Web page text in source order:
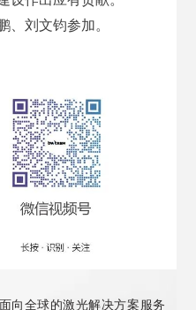
、刘文钧参加。
向全球的激光解决方案服务